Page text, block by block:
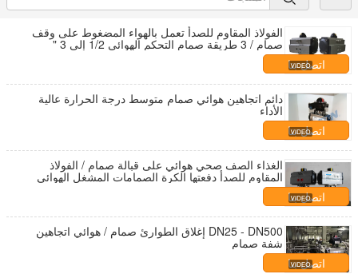
الفولاذ المقاوم للصدأ تعمل بالهواء المضغوط على وقف
صمام / 3 طريقة صمام التحكم الهوائي 1/2 إلى 3 "
اتصل بنا
دائم اتجاهين هوائي صمام متوسط ​​درجة الحرارة عالية
الأداء
اتصل بنا
الغذاء الصف صحي هوائي على قبالة صمام / الفولاذ
المقاوم للصدأ دفعتها الكرة الصمامات المشغل الهوائي
الأفقي
اتصل بنا
DN25 - DN500 إغلاق الطوارئ صمام / هوائي اتجاهين
شفة صمام
اتصل بنا